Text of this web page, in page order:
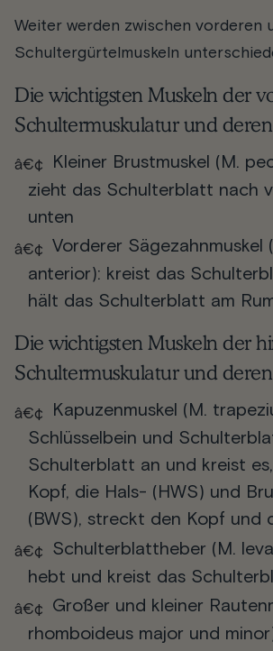
Weiter werden zwischen vorderen
Schultergürtelmuskeln
Die wichtigsten Muskeln der
Schultermuskulatur und
Kleiner Brustmuskel (M.
zieht das Schulterblatt nach
unten
Vorderer Sägezahnmuskel
anterior): kreist das
hält das Schulterblatt am
Die wichtigsten Muskeln der
Schultermuskulatur und
Kapuzenmuskel (M.
Schlüsselbein und
Schulterblatt an und kreist
Kopf, die Hals- (HWS) und
(BWS), streckt den Kopf und
Schulterblattheber (M.
hebt und kreist das
Großer und kleiner
rhomboideus major und